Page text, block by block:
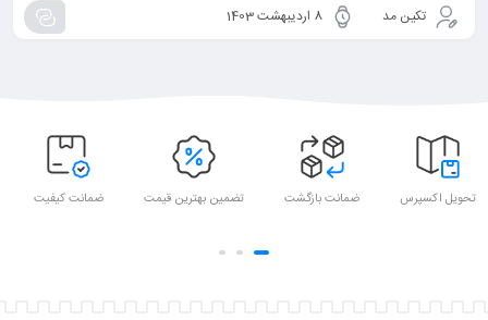
تکین مد 8 اردیبهشت 1403
تحویل اکسپرس ضمانت بازگشت تضمین بهترین قیمت ضمانت کیفیت